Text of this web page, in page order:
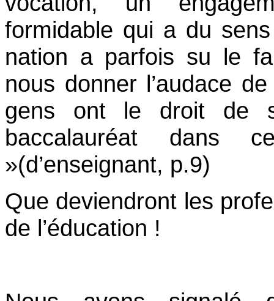
formidable qui a du
nation a parfois su le
nous donner l’audace
gens ont le droit de
baccalauréat dans
»(d’enseignant, p.9)
Que deviendront les
de l’éducation !